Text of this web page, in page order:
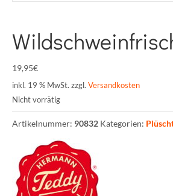
19,95€
inkl. 19 % MwSt. zzgl. Versandkosten
Nicht vorrätig
Artikelnummer: 90832 Kategorien: